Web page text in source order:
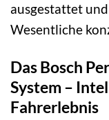
ausgestattet
Wesentliche
Das Bosch
System –
Fahrerlebnis